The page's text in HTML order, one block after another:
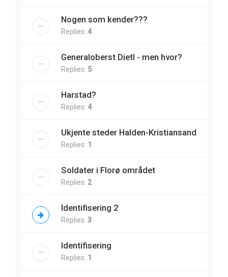
Nogen som kender???
Replies: 4
Generaloberst Dietl - men hvor?
Replies: 5
Harstad?
Replies: 4
Ukjente steder Halden-Kristiansand
Replies: 1
Soldater i Florø området
Replies: 2
Identifisering 2
Replies: 3
Identifisering
Replies: 1